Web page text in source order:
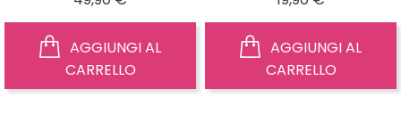
CARRELLO
CARRELLO